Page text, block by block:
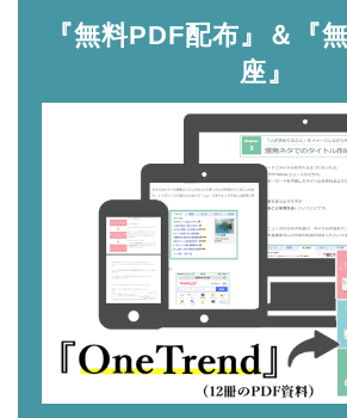
『無料PDF配布』＆『
座』